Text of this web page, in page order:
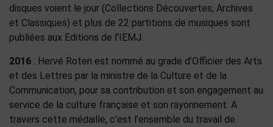
disques voient le jour (Collections Découvertes, Archives
et Classiques) et plus de 22 partitions de musiques sont
publiées aux Editions de l’IEMJ.
2016 : Hervé Roten est nommé au grade d’Officier des Arts
et des Lettres par la ministre de la Culture et de la
Communication, pour sa contribution et son engagement au
service de la culture française et son rayonnement. A
travers cette médaille, c’est l’ensemble du travail de